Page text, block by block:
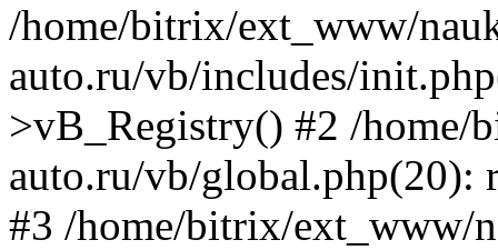
/home/bitrix/ext_www/
auto.ru/vb/includes/
>vB_Registry() #2 /home/
auto.ru/vb/global.php(20):
#3 /home/bitrix/ext_www/